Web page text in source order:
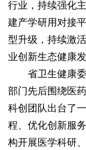
行业，持续强化
建产学研用对接
型升级，持续激
业创新生态健康发
省卫生健康委
部门先后围绕医
科创团队出台了
程、优化创新服
构开展医学科研